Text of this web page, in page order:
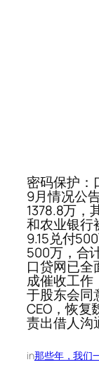
密码保护：
9月情况公
1378.8万，
和农业银行
9.15兑付
500万，合
口贷网已全
成催收工作
于股东会同
CEO，恢复
责出借人沟
in那些年，我们